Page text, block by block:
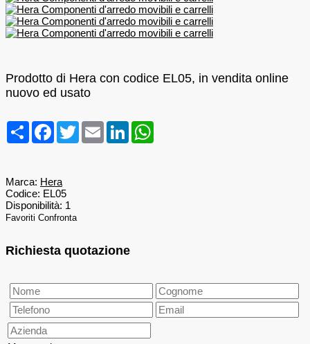
Prodotto di Hera con codice EL05, in vendita online
nuovo ed usato
CondividiFacebook
TwitterEmail LinkedIn
Marca: Hera
Codice: EL05
Disponibilità: 1
Favoriti Confronta
Richiesta quotazione